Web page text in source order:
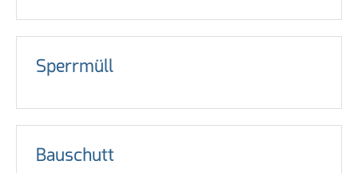
Sperrmüll
Bauschutt